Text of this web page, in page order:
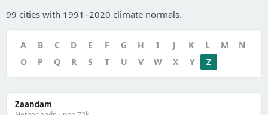
99 cities with 1991–2020 climate normals.
A B C D E F G H I J K L M
N
O
P Q R S T U V W X Y Z
Zaandam